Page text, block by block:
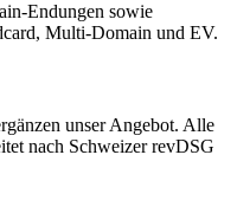
Endungen sowie
Multi-Domain und EV.
unser Angebot. Alle
nach Schweizer revDSG